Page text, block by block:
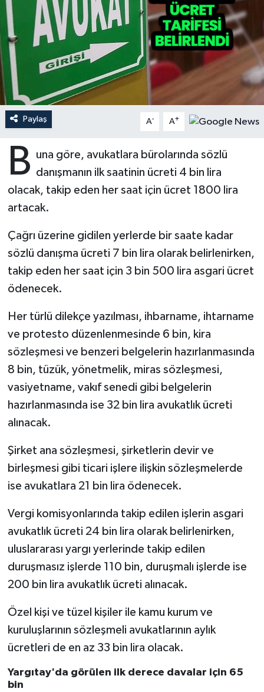
Paylaş A- A+
B una göre, avukatlara bürolarında sözlü
danışmanın ilk saatinin ücreti 4 bin lira
olacak, takip eden her saat için ücret 1800 lira
artacak.
Çağrı üzerine gidilen yerlerde bir saate kadar
sözlü danışma ücreti 7 bin lira olarak belirlenirken,
takip eden her saat için 3 bin 500 lira asgari ücret
ödenecek.
Her türlü dilekçe yazılması, ihbarname, ihtarname
ve protesto düzenlenmesinde 6 bin, kira
sözleşmesi ve benzeri belgelerin hazırlanmasında
8 bin, tüzük, yönetmelik, miras sözleşmesi,
vasiyetname, vakıf senedi gibi belgelerin
hazırlanmasında ise 32 bin lira avukatlık ücreti
alınacak.
Şirket ana sözleşmesi, şirketlerin devir ve
birleşmesi gibi ticari işlere ilişkin sözleşmelerde
ise avukatlara 21 bin lira ödenecek.
Vergi komisyonlarında takip edilen işlerin asgari
avukatlık ücreti 24 bin lira olarak belirlenirken,
uluslararası yargı yerlerinde takip edilen
duruşmasız işlerde 110 bin, duruşmalı işlerde ise
200 bin lira avukatlık ücreti alınacak.
Özel kişi ve tüzel kişiler ile kamu kurum ve
kuruluşlarının sözleşmeli avukatlarının aylık
ücretleri de en az 33 bin lira olacak.
Yargıtay'da görülen ilk derece davalar için 65
bin
Ardahan Müftülüğü
Artvin Müftülüğü
Aydın Müftülüğü
Balıkesir Müftülüğü
Batman Müftülüğü
Bayburt Müftülüğü
Bilecik Müftülüğü
Bingöl Müftülüğü
Bitlis Müftülüğü
Bolu Müftülüğü
Burdur Müftülüğü
Bursa Müftülüğü
Çorum Müftülüğü
Diyarbakır Müftülüğü
Düzce Müftülüğü
Elazığ Müftülüğü
Erzincan Müftülüğü
Kudüs
Mukabele
Peygamberimizin Hayatı
Sahabeler
Zekat
Hutbeler
DİYANET AKADEMİ
DİYANET GENÇLİK
DİYANET RADYO/TV
Dünya
Eğitim
Kültür-Sanat
Sağlık
Makaleler
Ekonomi
Duyurular
Biyografiler
İhtida Haberleri
YAŞAM